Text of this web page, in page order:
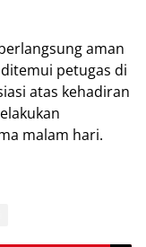
aman
petugas di
atas kehadiran
malam hari.